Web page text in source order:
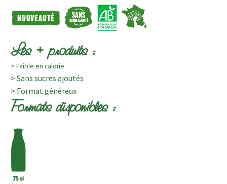
Les + produits :
> Faible en calorie
> Sans sucres ajoutés
> Format généreux
Formats disponibles :